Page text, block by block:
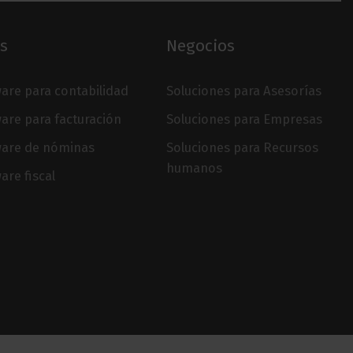
para contabilidad
para facturación
de nóminas
fiscal
Negocios
Soluciones para Asesorías
Soluciones para Empresas
Soluciones para Recursos
humanos